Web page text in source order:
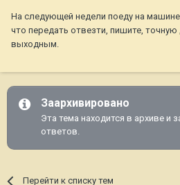
На следующей недели поеду на
что передать отвезти, пишите,
выходным.
Заархивировано
Эта тема находится в архиве и
ответов.
Перейти к списку тем